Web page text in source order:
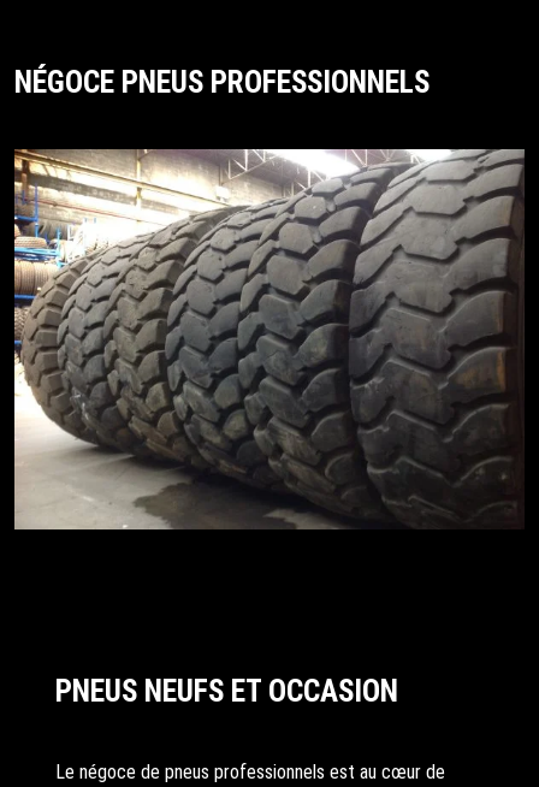
NÉGOCE PNEUS PROFESSIONNELS
PNEUS NEUFS ET OCCASION
Le négoce de pneus professionnels est au cœur de